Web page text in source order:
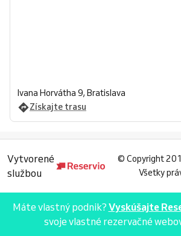
Ivana Horvátha 9, Bratislava
Získajte trasu
Vytvorené
službou
© Copyright
Všetky
Máte vlastný podnik? Vyskúšajte
svoje vlastné rezervačné